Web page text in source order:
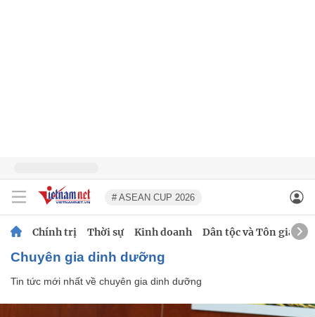
# ASEAN CUP 2026
Chính trị Thời sự Kinh doanh Dân tộc và Tôn giáo
chuyên gia dinh dưỡng
Tin tức mới nhất về chuyên gia dinh dưỡng